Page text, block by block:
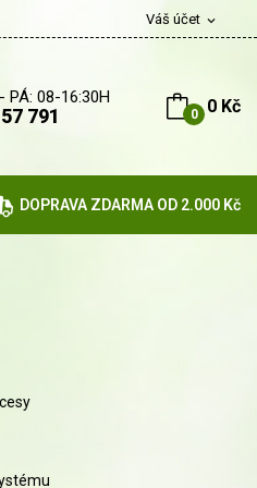
Váš účet expand_more
0 0 Kč
PÁ: 08-16:30H
791
DOPRAVA ZDARMA OD 2.000 Kč